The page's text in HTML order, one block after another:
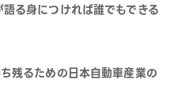
る身につければ誰でもできる
残るための日本自動車産業の